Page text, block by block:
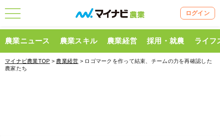
ログイン
農業ニュース 農業スキル 農業経営 採用・就農 ライフ
マイナビ農業TOP > 農業経営 > ロゴマークを作って結束、チームの力を再確認した
農家たち